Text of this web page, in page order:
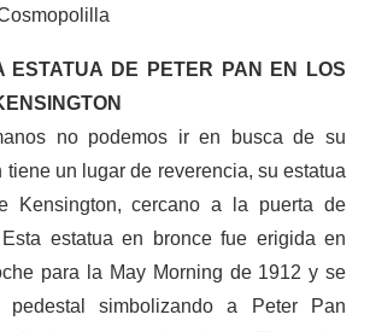
ESTATUA DE PETER PAN EN LOS
no podemos ir en busca de su
tiene un lugar de reverencia, su estatua
Kensington, cercano a la puerta de
Esta estatua en bronce fue erigida en
para la May Morning de 1912 y se
simbolizando a Peter Pan